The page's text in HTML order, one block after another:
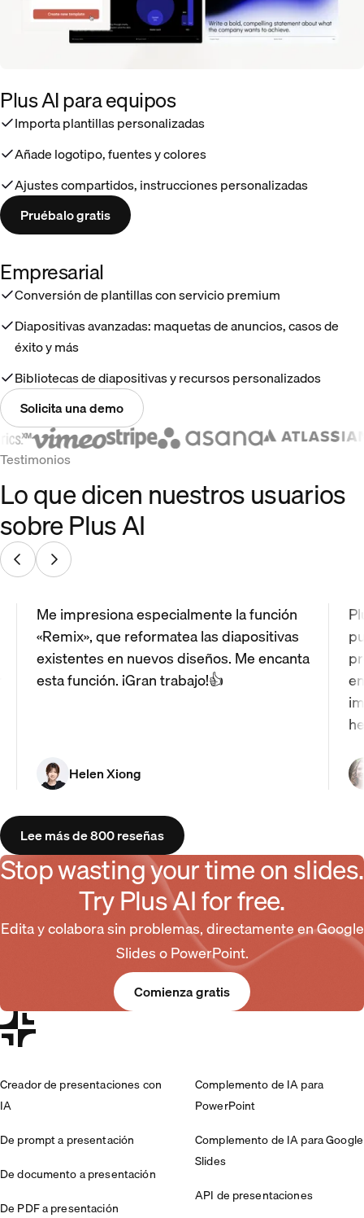
Plus AI para equipos
Importa plantillas personalizadas
Añade logotipo, fuentes y colores
Ajustes compartidos, instrucciones personalizadas
Pruébalo gratis
Empresarial
Conversión de plantillas con servicio premium
Diapositivas avanzadas: maquetas de anuncios, casos de
éxito y más
Bibliotecas de diapositivas y recursos personalizados
Solicita una demo
Testimonios
Lo que dicen nuestros usuarios
sobre Plus AI
Me impresiona especialmente la función
«Remix», que reformatea las diapositivas
existentes en nuevos diseños. Me encanta
esta función. ¡Gran trabajo!👍
Helen Xiong
Lee más de 800 reseñas
Stop wasting your time on slides.
Try Plus AI for free.
Edita y colabora sin problemas, directamente en Google
Slides o PowerPoint.
Comienza gratis
Creador de presentaciones con
IA
De prompt a presentación
De documento a presentación
De PDF a presentación
Complemento de IA para
PowerPoint
Complemento de IA para Google
Slides
API de presentaciones